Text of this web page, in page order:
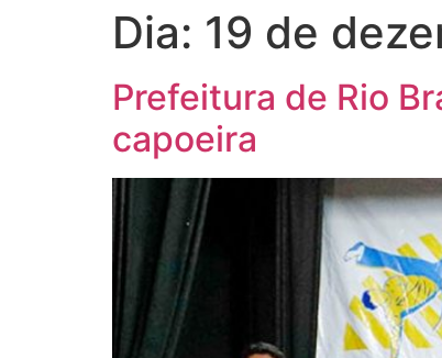
Dia: 19 de
Prefeitura de Rio
capoeira